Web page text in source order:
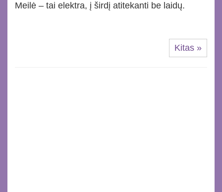
Meilė – tai elektra, į širdį atitekanti be laidų.
Kitas »